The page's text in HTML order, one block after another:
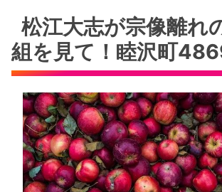
松江大志が宗像離れ
組を見て！睦沢町